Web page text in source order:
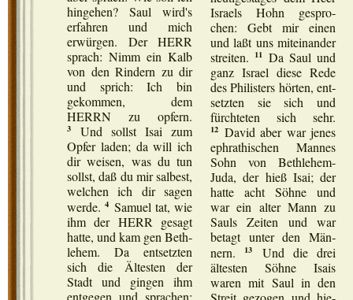
hin­ge­hen? Saul wird's
erfah­ren und mich
erwür­gen. Der HERR
sprach: Nimm ein Kalb
von den Rin­dern zu dir
und sprich: Ich bin
gekom­men, dem
HERRN zu opfern.
3
Und sollst Isai zum
Opfer laden; da will ich
dir wei­sen, was du tun
sollst, daß du mir sal­best,
wel­chen ich dir sagen
wer­de.4 Samu­el tat, wie
ihm der HERR gesagt
hat­te, und kam gen Beth­
le­hem. Da ent­setz­ten
sich die Ältes­ten der
Stadt und gin­gen ihm
ent­ge­gen und spra­chen:
Isra­els Hohn gespro­
chen: Gebt mir einen
und laßt uns mit­ein­an­der
strei­ten. 11 Da Saul und
ganz Isra­el die­se Rede
des Phi­lis­ters hör­ten, ent­
setz­ten sie sich und
fürch­te­ten sich sehr.
12 David aber war jenes
eph­ra­thi­schen Man­nes
Sohn von Beth­le­hem-
Juda, der hieß Isai; der
hat­te acht Söh­ne und
war ein alter Mann zu
Sauls Zei­ten und war
betagt unter den Män­
nern.
13
Und die drei
ältes­ten Söh­ne Isais
waren mit Saul in den